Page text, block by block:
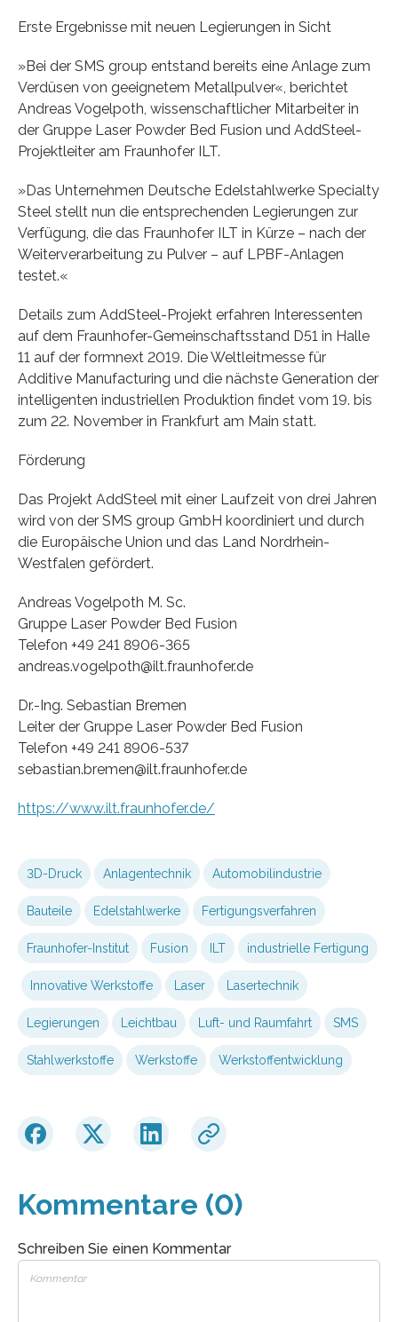
Erste Ergebnisse mit neuen Legierungen in Sicht
»Bei der SMS group entstand bereits eine Anlage zum
Verdüsen von geeignetem Metallpulver«, berichtet
Andreas Vogelpoth, wissenschaftlicher Mitarbeiter in
der Gruppe Laser Powder Bed Fusion und AddSteel-
Projektleiter am Fraunhofer ILT.
»Das Unternehmen Deutsche Edelstahlwerke Specialty
Steel stellt nun die entsprechenden Legierungen zur
Verfügung, die das Fraunhofer ILT in Kürze – nach der
Weiterverarbeitung zu Pulver – auf LPBF-Anlagen
testet.«
Details zum AddSteel-Projekt erfahren Interessenten
auf dem Fraunhofer-Gemeinschaftsstand D51 in Halle
11 auf der formnext 2019. Die Weltleitmesse für
Additive Manufacturing und die nächste Generation der
intelligenten industriellen Produktion findet vom 19. bis
zum 22. November in Frankfurt am Main statt.
Förderung
Das Projekt AddSteel mit einer Laufzeit von drei Jahren
wird von der SMS group GmbH koordiniert und durch
die Europäische Union und das Land Nordrhein-
Westfalen gefördert.
Andreas Vogelpoth M. Sc.
Gruppe Laser Powder Bed Fusion
Telefon +49 241 8906-365
andreas.vogelpoth@ilt.fraunhofer.de
Dr.-Ing. Sebastian Bremen
Leiter der Gruppe Laser Powder Bed Fusion
Telefon +49 241 8906-537
sebastian.bremen@ilt.fraunhofer.de
https://www.ilt.fraunhofer.de/
3D-Druck Anlagentechnik Automobilindustrie
Bauteile Edelstahlwerke Fertigungsverfahren
Fraunhofer-Institut Fusion ILT industrielle Fertigung
Innovative Werkstoffe Laser Lasertechnik
Legierungen Leichtbau Luft- und Raumfahrt SMS
Stahlwerkstoffe Werkstoffe Werkstoffentwicklung
Kommentare (0)
Schreiben Sie einen Kommentar